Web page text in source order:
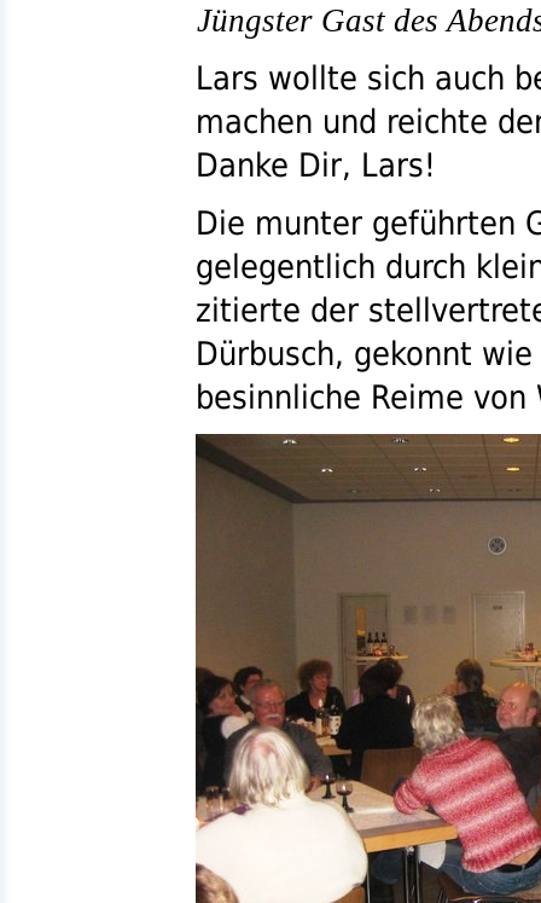
Jüngster Gast des
Lars wollte sich auch
machen und reichte
Danke Dir, Lars!
Die munter geführten
gelegentlich durch
zitierte der
Dürbusch, gekonnt
besinnliche Reime von